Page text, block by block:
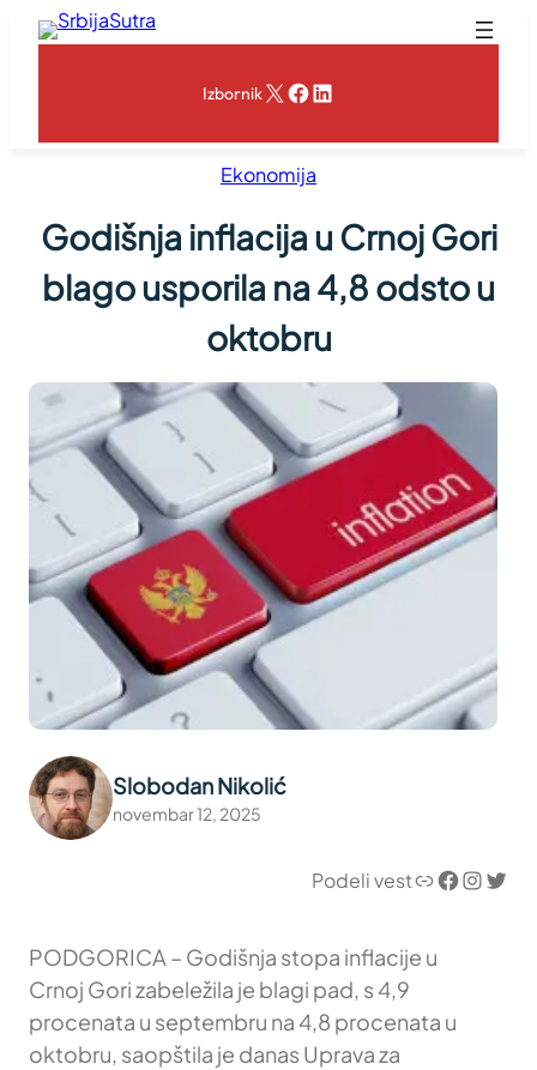
Skoči
IzbornikX Facebook
LinkedIn
Ekonomija
Godišnja inflacija u Crnoj Gori
blago usporila na 4,8 odsto u
oktobru
Slobodan Nikolić
novembar 12, 2025
Podeli vestLink Facebook InstagramTwitter
PODGORICA – Godišnja stopa inflacije u
Crnoj Gori zabeležila je blagi pad, s 4,9
procenata u septembru na 4,8 procenata u
oktobru, saopštila je danas Uprava za